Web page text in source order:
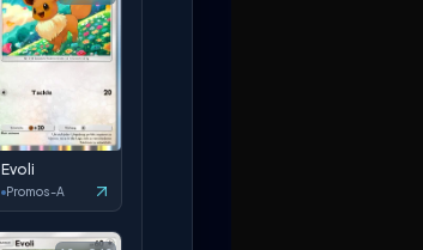
Evoli
Promos-A